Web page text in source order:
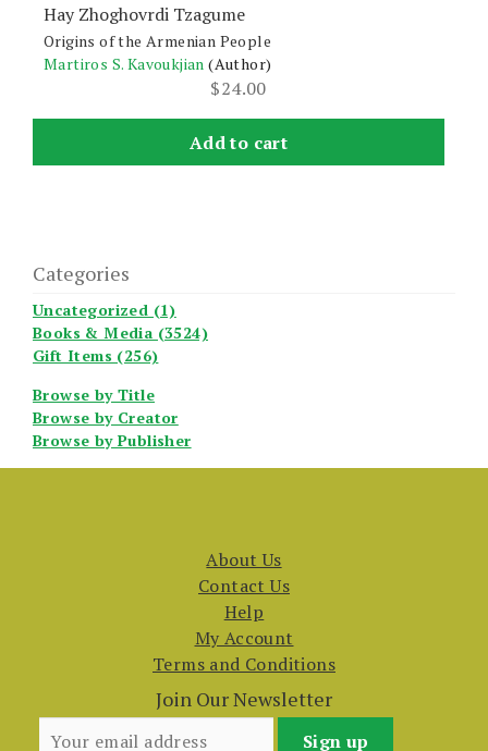
Hay Zhoghovrdi Tzagume
Origins of the Armenian People
Martiros S. Kavoukjian (Author)
$24.00
Add to cart
Categories
Uncategorized (1)
Books & Media (3524)
Gift Items (256)
Browse by Title
Browse by Creator
Browse by Publisher
About Us
Contact Us
Help
My Account
Terms and Conditions
Join Our Newsletter